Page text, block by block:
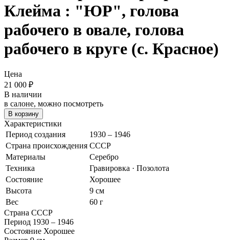
Клейма : "ЮР", голова
рабочего в овале, голова
рабочего в круге (с. Красное)
Цена
21 000 ₽
В наличии
в салоне, можно посмотреть
В корзину
Характеристики
Период создания
1930 – 1946
Страна происхождения СССР
Материалы
Серебро
Техника
Гравировка · Позолота
Состояние
Хорошее
Высота
9 см
Вес
60 г
Страна СССР
Период 1930 – 1946
Состояние Хорошее